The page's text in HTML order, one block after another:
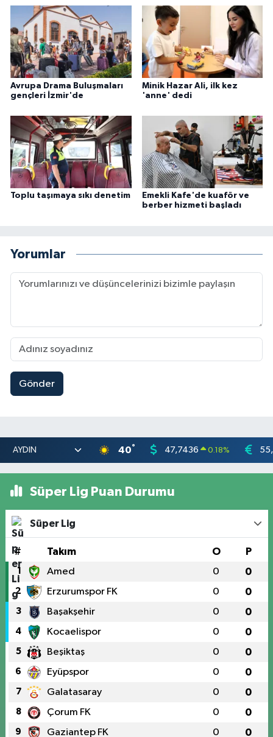
Avrupa Drama Buluşmaları
gençleri İzmir'de
Minik Hazar Ali, ilk kez
'anne' dedi
Toplu taşımaya sıkı denetim
Emekli Kafe'de kuaför ve
berber hizmeti başladı
Yorumlar
Gönder
40° 47,7436 0.18%
Süper Lig Puan Durumu
Süper Lig
# Takım O P
1 Amed 0 0
2 Erzurumspor FK 0 0
3 Başakşehir 0 0
4 Kocaelispor 0 0
5 Beşiktaş 0 0
6 Eyüpspor 0 0
7 Galatasaray 0 0
8 Çorum FK 0 0
9 Gaziantep FK 0 0